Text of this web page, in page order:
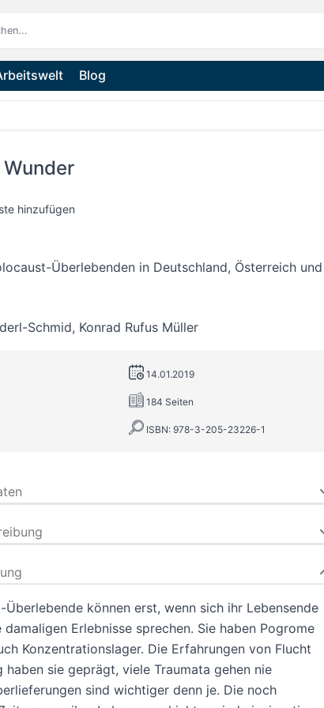
Blog
hinzufügen
Überlebenden in Deutschland, Österreich und
Schmid, Konrad Rufus Müller
14.01.2019
184 Seiten
ISBN: 978-3-205-23226-1
können erst, wenn sich ihr Lebensende
Erlebnisse sprechen. Sie haben Pogrome
Konzentrationslager. Die Erfahrungen von Flucht
haben sie geprägt, viele Traumata gehen nie
sind wichtiger denn je. Die noch